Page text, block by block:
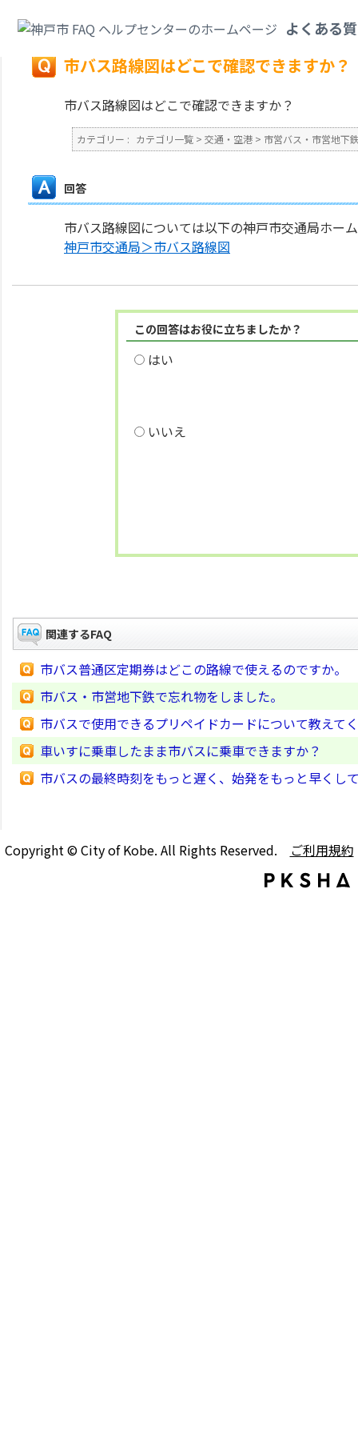
よくある
戻る
市バス路線図はどこで確認できますか？
市バス路線図はどこで確認できますか？
カテゴリー : カテゴリ一覧 > 交通・空港 > 市営バス・市営地下
回答
市バス路線図については以下の神戸市交通局ホー
神戸市交通局＞市バス路線図
この回答はお役に立ちましたか？
はい
いいえ
関連するFAQ
市バス普通区定期券はどこの路線で使えるのですか。
市バス・市営地下鉄で忘れ物をしました。
市バスで使用できるプリペイドカードについて教えて
車いすに乗車したまま市バスに乗車できますか？
市バスの最終時刻をもっと遅く、始発をもっと早くし
Copyright © City of Kobe. All Rights Reserved. ご利用規約